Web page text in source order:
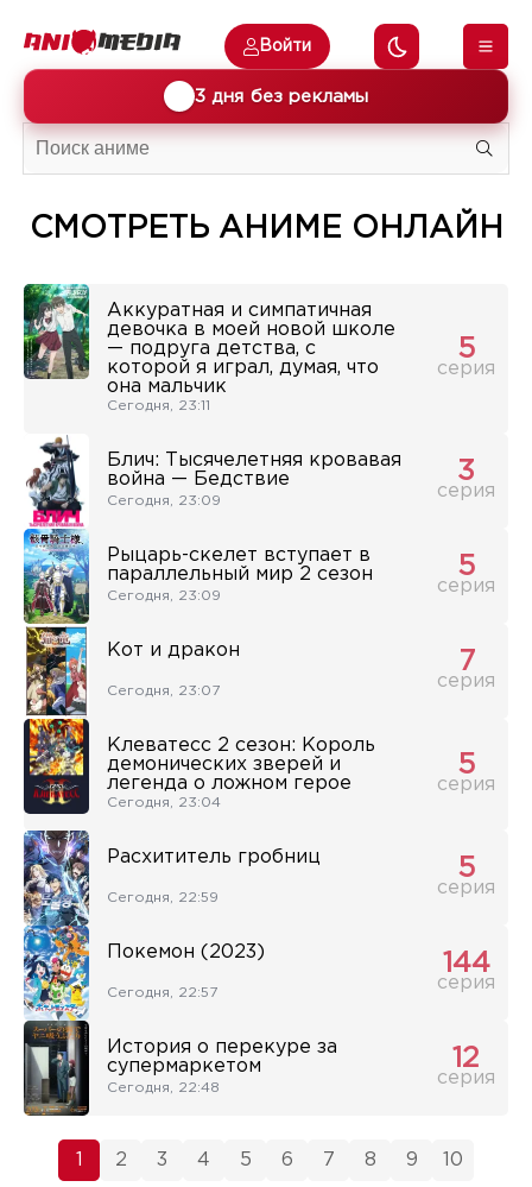
3 дня без рекламы
Войти
СМОТРЕТЬ АНИМЕ ОНЛАЙН
Аккуратная и симпатичная
девочка в моей новой школе
— подруга детства, с
которой я играл, думая, что
она мальчик
Сегодня, 23:11
5
серия
Блич: Тысячелетняя кровавая
война — Бедствие
Сегодня, 23:09
3
серия
Рыцарь-скелет вступает в
параллельный мир 2 сезон
Сегодня, 23:09
5
серия
Кот и дракон
Сегодня, 23:07
7
серия
Клеватесс 2 сезон: Король
демонических зверей и
легенда о ложном герое
Сегодня, 23:04
5
серия
Расхититель гробниц
Сегодня, 22:59
5
серия
Покемон (2023)
Сегодня, 22:57
144
серия
История о перекуре за
супермаркетом
Сегодня, 22:48
12
серия
2 3 4 5 6 7 8 9 10